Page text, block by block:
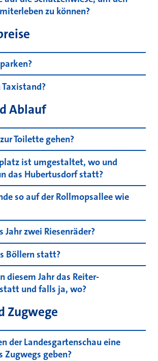
zu können?
Ablauf
Toilette gehen?
ist umgestaltet, wo und
das Hubertusdorf statt?
so auf der Rollmopsallee wie
Jahr zwei Riesenräder?
Böllern statt?
diesem Jahr das Reiter-
und falls ja, wo?
Zugwege
der Landesgartenschau eine
Zugwegs geben?